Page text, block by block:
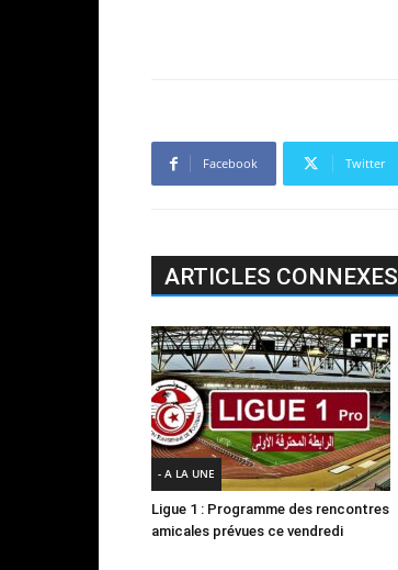
Facebook Twitter
ARTICLES CONNEXES
- A LA UNE
Ligue 1 : Programme des rencontres
amicales prévues ce vendredi